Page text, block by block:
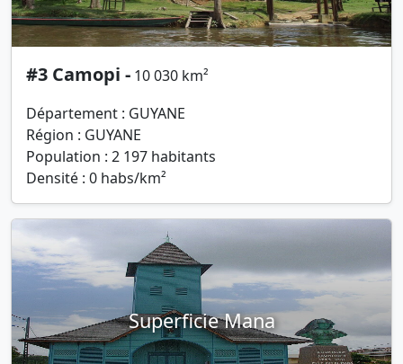
#3 Camopi - 10 030 km²
Département : GUYANE
Région : GUYANE
Population : 2 197 habitants
Densité : 0 habs/km²
Superficie Mana